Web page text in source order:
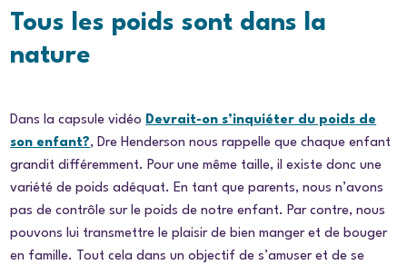
Tous les poids sont dans la
nature
Dans la capsule vidéo Devrait-on s’inquiéter du poids de
son enfant?, Dre Henderson nous rappelle que chaque enfant
grandit différemment. Pour une même taille, il existe donc une
variété de poids adéquat. En tant que parents, nous n’avons
pas de contrôle sur le poids de notre enfant. Par contre, nous
pouvons lui transmettre le plaisir de bien manger et de bouger
en famille. Tout cela dans un objectif de s’amuser et de se